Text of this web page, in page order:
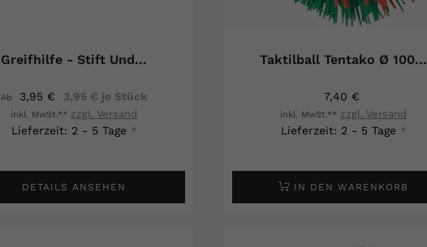
Greifhilfe - Stift Und...
Ab 3,95 € 3,95 € je Stück
inkl. MwSt.** zzgl. Versand
Lieferzeit: 2 - 5 Tage *
DETAILS ANSEHEN
Taktilball Tentako Ø 100...
7,40 €
inkl. MwSt.** zzgl. Versand
Lieferzeit: 2 - 5 Tage *
IN DEN WARENKORB